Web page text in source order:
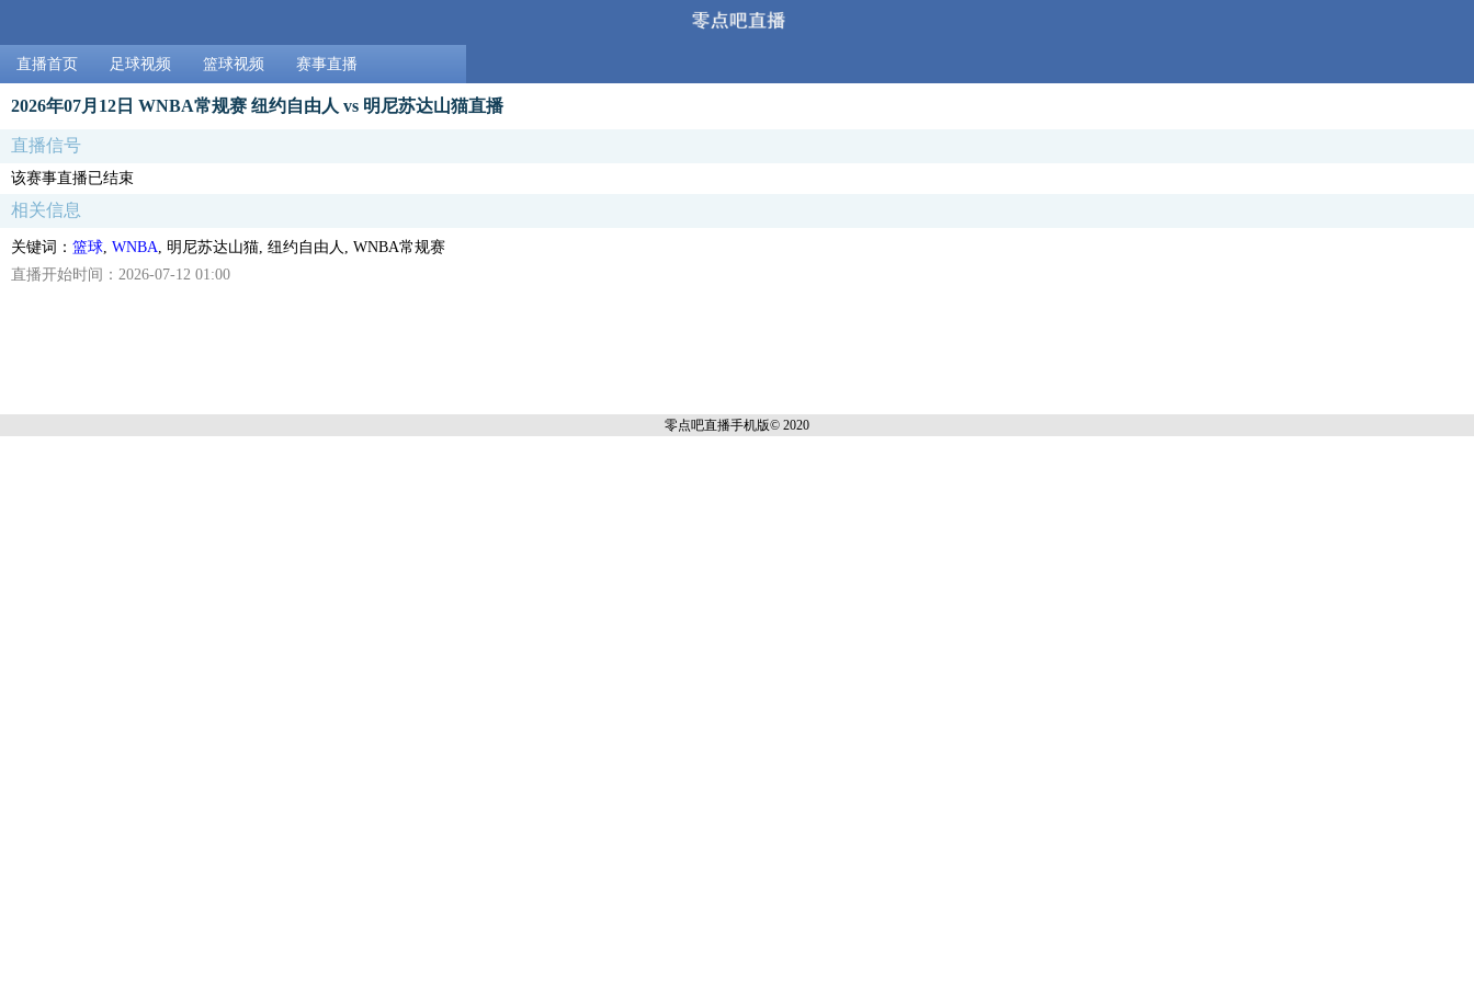
直播首页 足球视频 篮球视频 赛事直播
2026年07月12日 WNBA常规赛 纽约自由人 vs 明尼苏达山猫直播
直播信号
该赛事直播已结束
相关信息
关键词： 篮球 WNBA , 明尼苏达山猫, 纽约自由人, WNBA常规赛
直播开始时间：2026-07-12 01:00
零点吧直播手机版© 2020